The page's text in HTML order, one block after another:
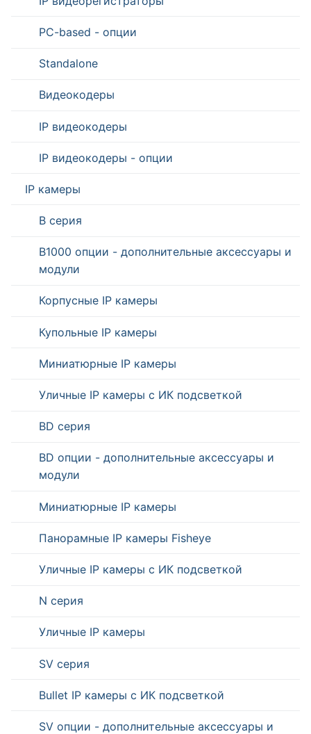
PC-based - опции
Standalone
Видеокодеры
IP видеокодеры
IP видеокодеры - опции
IP камеры
B серия
B1000 опции - дополнительные аксессуары и
модули
Корпусные IP камеры
Купольные IP камеры
Миниатюрные IP камеры
Уличные IP камеры с ИК подсветкой
BD серия
BD опции - дополнительные аксессуары и
модули
Миниатюрные IP камеры
Панорамные IP камеры Fisheye
Уличные IP камеры с ИК подсветкой
N серия
Уличные IP камеры
SV серия
Bullet IP камеры с ИК подсветкой
SV опции - дополнительные аксессуары и